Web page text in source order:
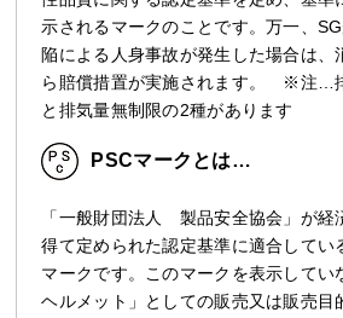
示されるマークのことです。万一、
陥による人身事故が発生した場合は、
ら賠償措置が実施されます。 ※注…
と排気量無制限の2種があります
PSCマークとは…
「一般財団法人 製品安全協会」が経
得て定められた認定基準に適合してい
マークです。このマークを表示してい
ヘルメット」としての販売又は販売目